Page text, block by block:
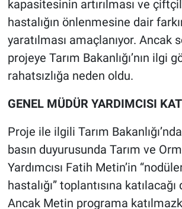
kapasitesinin artırılması ve
hastalığın önlenmesine dair
yaratılması amaçlanıyor. Ancak
projeye Tarım Bakanlığı’nın ilgi
rahatsızlığa neden oldu.
GENEL MÜDÜR YARDIMCISI
Proje ile ilgili Tarım
basın duyurusunda Tarım ve
Yardımcısı Fatih Metin’in
hastalığı” toplantısına
Ancak Metin programa